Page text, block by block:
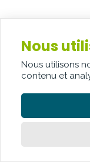
Nous
Nous utilisons
contenu et